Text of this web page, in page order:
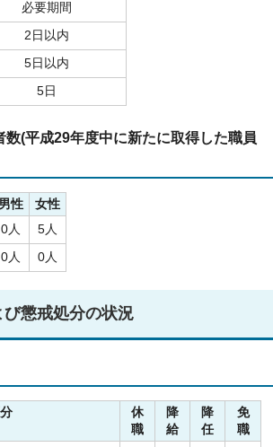
必要期間
2日以内
5日以内
5日
数(平成29年度中に新たに取得した職員
男性
女性
0人 5人
0人 0人
懲戒処分の状況
休
職
降
給
降
任
免
職